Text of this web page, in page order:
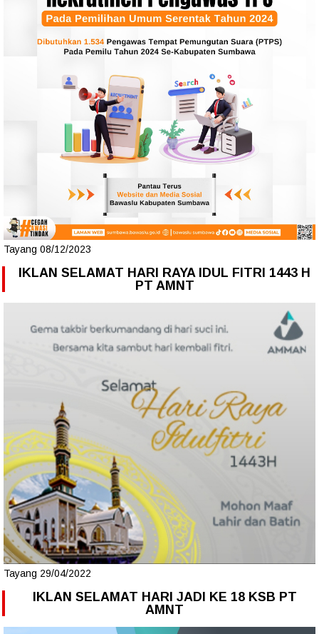
Tayang 08/12/2023
IKLAN SELAMAT HARI RAYA IDUL FITRI 1443 H
PT AMNT
Tayang 29/04/2022
IKLAN SELAMAT HARI JADI KE 18 KSB PT
AMNT